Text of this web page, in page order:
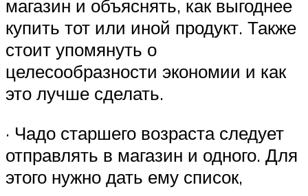
магазин и объяснять, как выгоднее
купить тот или иной продукт. Также
стоит упомянуть о
целесообразности экономии и как
это лучше сделать.
· Чадо старшего возраста следует
отправлять в магазин и одного. Для
этого нужно дать ему список,